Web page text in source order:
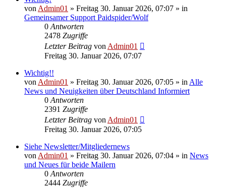
von Admin01 » Freitag 30. Januar 2026, 07:07 » in
Gemeinsamer Support Paidspider/Wolf
0 Antworten
2478 Zugriffe
Letzter Beitrag von Admin01
Freitag 30. Januar 2026, 07:07
Wichtig!!
von Admin01 » Freitag 30. Januar 2026, 07:05 » in Alle
News und Neuigkeiten über Deutschland Informiert
0 Antworten
2391 Zugriffe
Letzter Beitrag von Admin01
Freitag 30. Januar 2026, 07:05
Siehe Newsletter/Mitgliedernews
von Admin01 » Freitag 30. Januar 2026, 07:04 » in News
und Neues für beide Mailern
0 Antworten
2444 Zugriffe